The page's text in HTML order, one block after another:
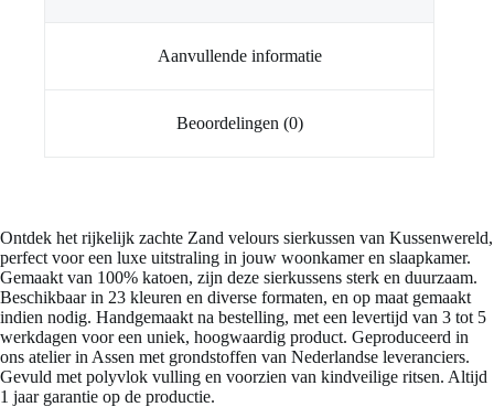
Aanvullende informatie
Beoordelingen (0)
Ontdek het rijkelijk zachte Zand velours sierkussen van Kussenwereld,
perfect voor een luxe uitstraling in jouw woonkamer en slaapkamer.
Gemaakt van 100% katoen, zijn deze sierkussens sterk en duurzaam.
Beschikbaar in 23 kleuren en diverse formaten, en op maat gemaakt
indien nodig. Handgemaakt na bestelling, met een levertijd van 3 tot 5
werkdagen voor een uniek, hoogwaardig product. Geproduceerd in
ons atelier in Assen met grondstoffen van Nederlandse leveranciers.
Gevuld met polyvlok vulling en voorzien van kindveilige ritsen. Altijd
1 jaar garantie op de productie.